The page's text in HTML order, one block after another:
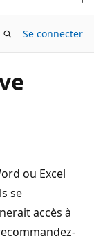
Se connecter
ou Excel
se
accès à